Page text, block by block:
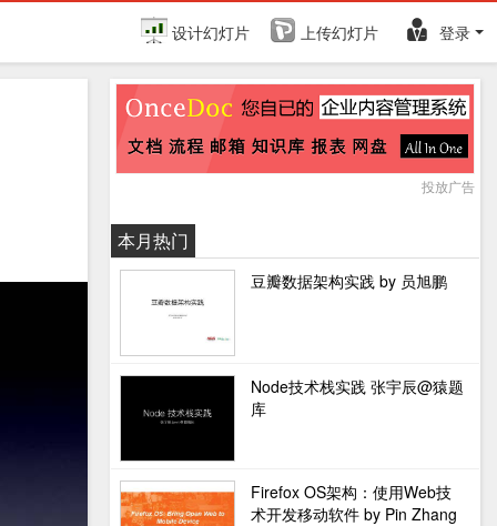
设计幻灯片 上传幻灯片 登录
投放广告
本月热门
豆瓣数据架构实践 by 员旭鹏
Node技术栈实践 张宇辰@猿题
库
Firefox OS架构：使用Web技
术开发移动软件 by Pin Zhang